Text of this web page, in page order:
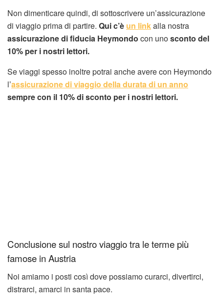
Non dimenticare quindi, di sottoscrivere un’assicurazione
di viaggio prima di partire. Qui c’è un linkalla nostra
assicurazione di fiducia Heymondo con unosconto del
10% per i nostri lettori.
Se viaggi spesso inoltre potrai anche avere con Heymondo
l’assicurazione di viaggio della durata di un anno
sempre con il 10% di sconto per i nostri lettori.
Conclusione sul nostro viaggio tra le terme più
famose in Austria
Noi amiamo i posti così dove possiamo curarci, divertirci,
distrarci, amarci in santa pace.